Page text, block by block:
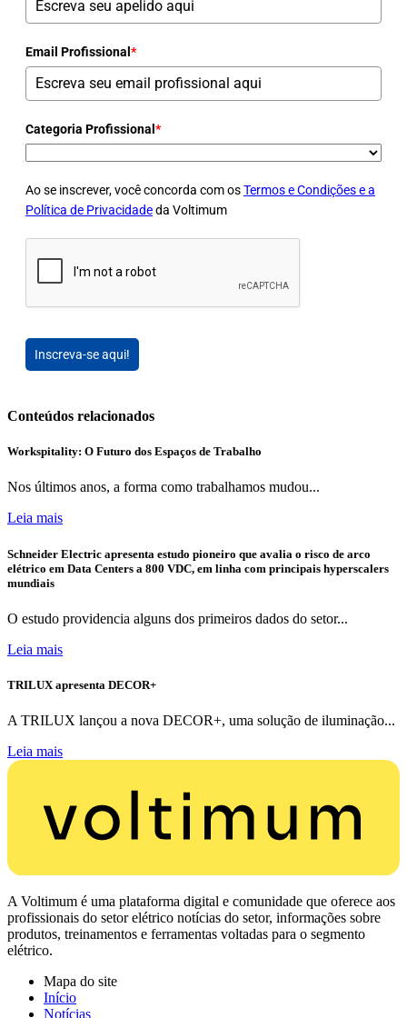
Email Profissional *
Categoria Profissional *
Ao se inscrever, você concorda com osTermos e Condições e a
Política de Privacidadeda Voltimum
Inscreva-se aqui!
Conteúdos relacionados
Workspitality: O Futuro dos Espaços de Trabalho
Nos últimos anos, a forma como trabalhamos mudou...
Leia mais
Schneider Electric apresenta estudo pioneiro que avalia o risco de arco
elétrico em Data Centers a 800 VDC, em linha com principais hyperscalers
mundiais
O estudo providencia alguns dos primeiros dados do setor...
Leia mais
TRILUX apresenta DECOR+
A TRILUX lançou a nova DECOR+, uma solução de iluminação...
Leia mais
A Voltimum é uma plataforma digital e comunidade que oferece aos
profissionais do setor elétrico notícias do setor, informações sobre
produtos, treinamentos e ferramentas voltadas para o segmento
elétrico.
Mapa do site
Início
Notícias